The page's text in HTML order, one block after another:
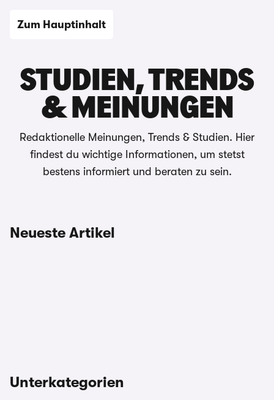
Zum Hauptinhalt
STUDIEN, TRENDS
& MEINUNGEN
Redaktionelle Meinungen, Trends & Studien. Hier
findest du wichtige Informationen, um stetst
bestens informiert und beraten zu sein.
Neueste Artikel
Unterkategorien